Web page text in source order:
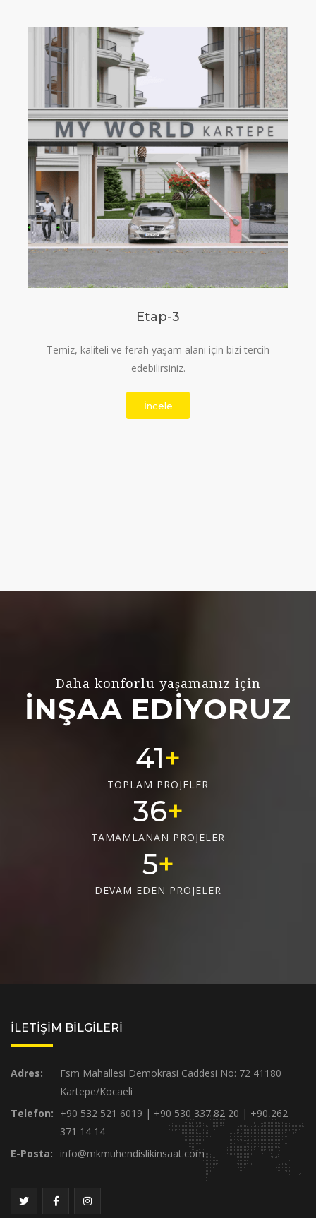
Etap-3
Temiz, kaliteli ve ferah yaşam alanı için bizi tercih
edebilirsiniz.
İncele
Daha konforlu yaşamanız için
İNŞAA EDİYORUZ
55
TOPLAM PROJELER
48
TAMAMLANAN PROJELER
6
DEVAM EDEN PROJELER
İLETİŞİM BİLGİLERİ
Adres:
Fsm Mahallesi Demokrasi Caddesi No: 72 41180
Kartepe/Kocaeli
Telefon: +90 532 521 6019 | +90 530 337 82 20 | +90 262
371 14 14
E-Posta:
info@mkmuhendislikinsaat.com